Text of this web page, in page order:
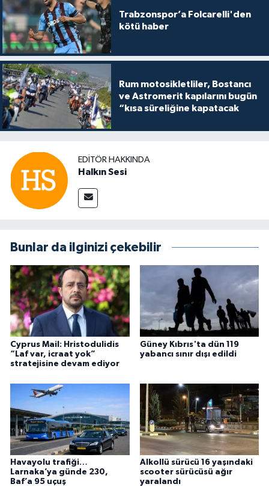
Trabzonspor’a Folcarelli'den
kötü haber
Rum motosikletliler, Bostancı
ve Astromerit kapılarını bugün
“kısa süreliğine kapatacak
EDITÖR HAKKINDA
Halkın Sesi
Bunlar da ilginizi çekebilir
Cyprus Mail: Hristodulidis
“Laf var, icraat yok”
stratejisine devam ediyor
Güney Kıbrıs'ta dün 119
yabancı sınır dışı edildi
Havayolu trafiği…
Larnaka’ya günde 230,
Baf’a 95 uçuş
Alkollü sürücü 16 yaşındaki
scooter sürücüsü ağır
yaralandı